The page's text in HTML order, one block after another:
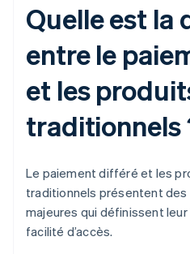
Quelle est la
entre le
et les
traditionnels
Le paiement différé et les
traditionnels présentent
majeures qui définissent
facilité d’accès.